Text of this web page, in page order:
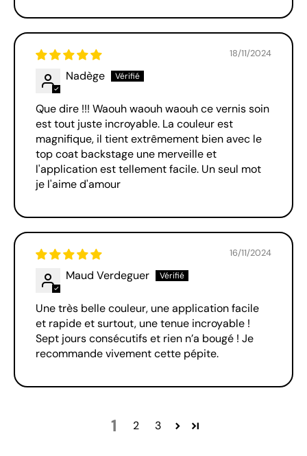
18/11/2024
Nadège
Que dire !!! Waouh waouh waouh ce vernis soin
est tout juste incroyable. La couleur est
magnifique, il tient extrêmement bien avec le
top coat backstage une merveille et
l'application est tellement facile. Un seul mot
je l'aime d'amour
16/11/2024
Maud Verdeguer
Une très belle couleur, une application facile
et rapide et surtout, une tenue incroyable !
Sept jours consécutifs et rien n’a bougé ! Je
recommande vivement cette pépite.
1 2 3